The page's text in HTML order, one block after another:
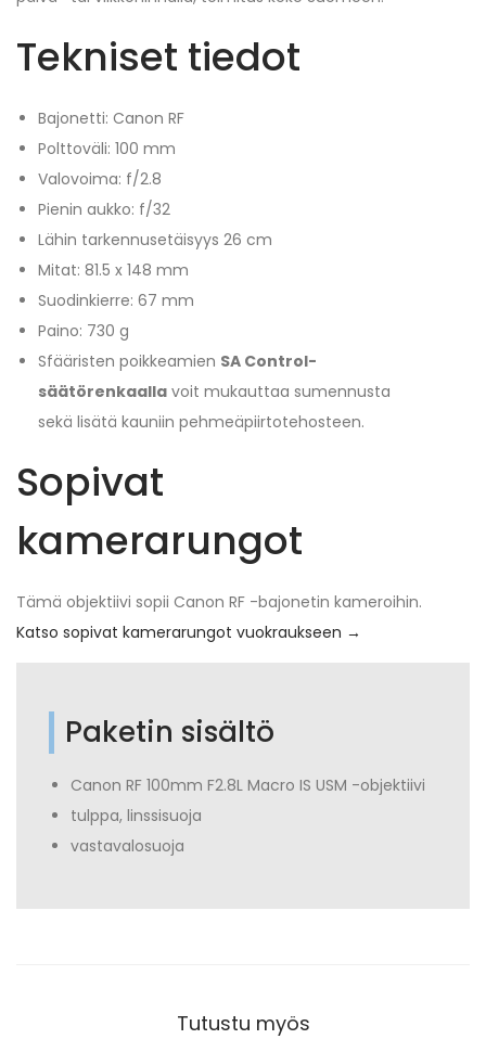
Tekniset tiedot
Bajonetti: Canon RF
Polttoväli: 100 mm
Valovoima: f/2.8
Pienin aukko: f/32
Lähin tarkennusetäisyys 26 cm
Mitat: 81.5 x 148 mm
Suodinkierre: 67 mm
Paino: 730 g
Sfääristen poikkeamien SA Control-
säätörenkaalla voit mukauttaa sumennusta
sekä lisätä kauniin pehmeäpiirtotehosteen.
Sopivat
kamerarungot
Tämä objektiivi sopii Canon RF -bajonetin kameroihin.
Katso sopivat kamerarungot vuokraukseen →
Paketin sisältö
Canon RF 100mm F2.8L Macro IS USM -objektiivi
tulppa, linssisuoja
vastavalosuoja
Tutustu myös